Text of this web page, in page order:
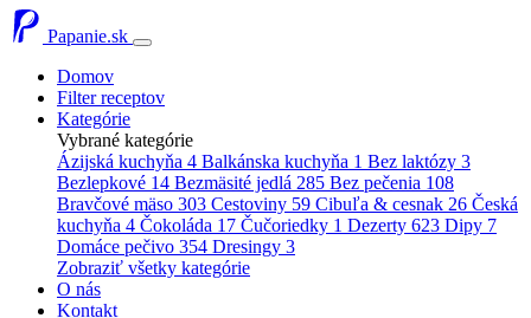
Papanie.sk
Domov
Filter receptov
Kategórie
Vybrané kategórie
Ázijská kuchyňa 4 Balkánska kuchyňa 1 Bez laktózy 3
Bezlepkové 14 Bezmäsité jedlá 285 Bez pečenia 108
Bravčové mäso 303 Cestoviny 59 Cibuľa & cesnak 26 Česká
kuchyňa 4 Čokoláda 17 Čučoriedky 1 Dezerty 623 Dipy 7
Domáce pečivo 354 Dresingy 3
Zobraziť všetky kategórie
O nás
Kontakt